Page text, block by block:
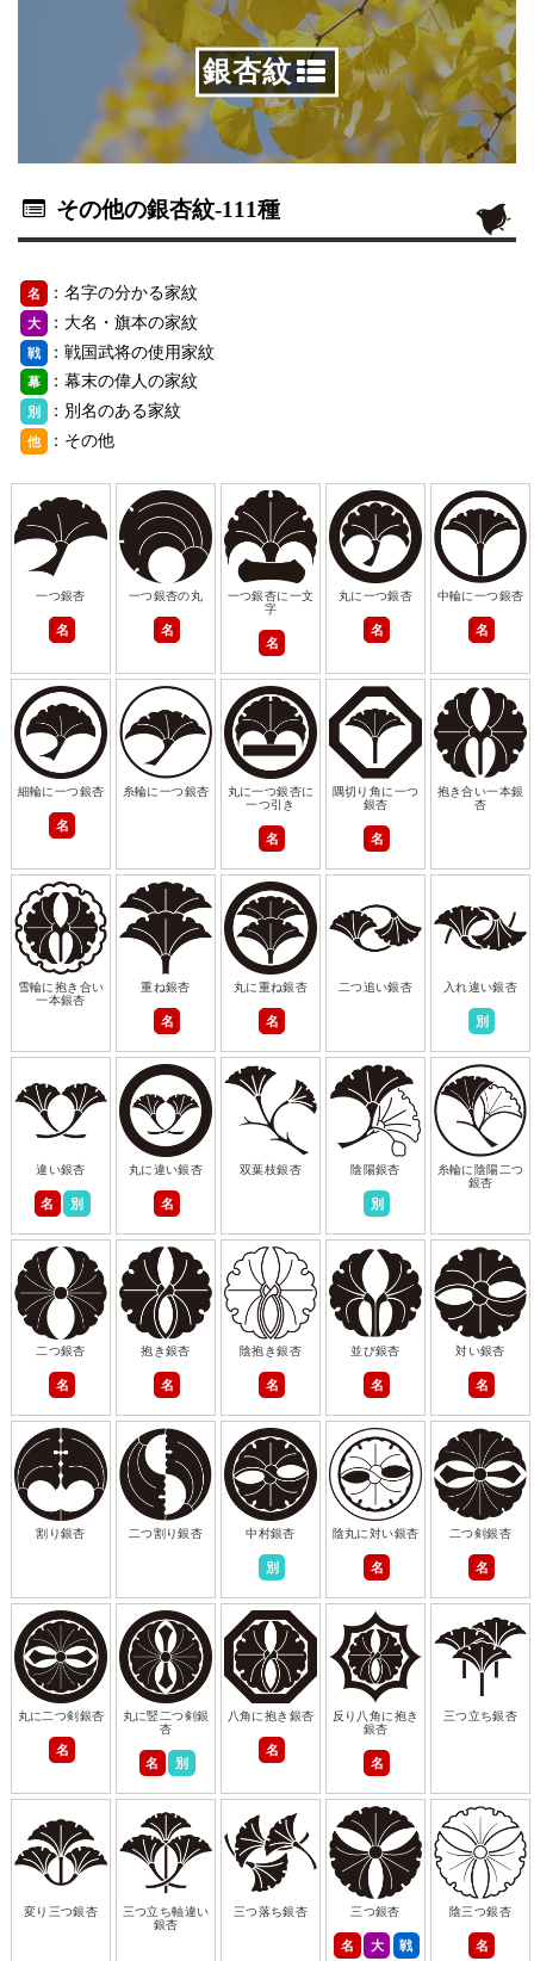
銀杏紋
その他の銀杏紋-111種
名 ：名字の分かる家紋
大 ：大名・旗本の家紋
戦 ：戦国武将の使用家紋
幕 ：幕末の偉人の家紋
別 ：別名のある家紋
他 ：その他
一つ銀杏
名
一つ銀杏の丸
名
一つ銀杏に一文
字
名
丸に一つ銀杏
名
中輪に一つ銀杏
名
細輪に一つ銀杏
名
糸輪に一つ銀杏
丸に一つ銀杏に
一つ引き
名
隅切り角に一つ
銀杏
名
抱き合い一本銀
杏
雪輪に抱き合い
一本銀杏
重ね銀杏
名
丸に重ね銀杏
名
二つ追い銀杏 入れ違い銀杏
別
違い銀杏
名 別
丸に違い銀杏
名
双葉枝銀杏 陰陽銀杏
別
糸輪に陰陽二つ
銀杏
二つ銀杏
名
抱き銀杏
名
陰抱き銀杏
名
並び銀杏
名
対い銀杏
名
割り銀杏 二つ割り銀杏 中村銀杏
別
陰丸に対い銀杏
名
二つ剣銀杏
名
丸に二つ剣銀杏
名
丸に竪二つ剣銀
杏
名 別
八角に抱き銀杏
名
反り八角に抱き
銀杏
名
三つ立ち銀杏
変り三つ銀杏
三つ立ち軸違い
銀杏
三つ落ち銀杏 三つ銀杏
名 大 戦
陰三つ銀杏
名